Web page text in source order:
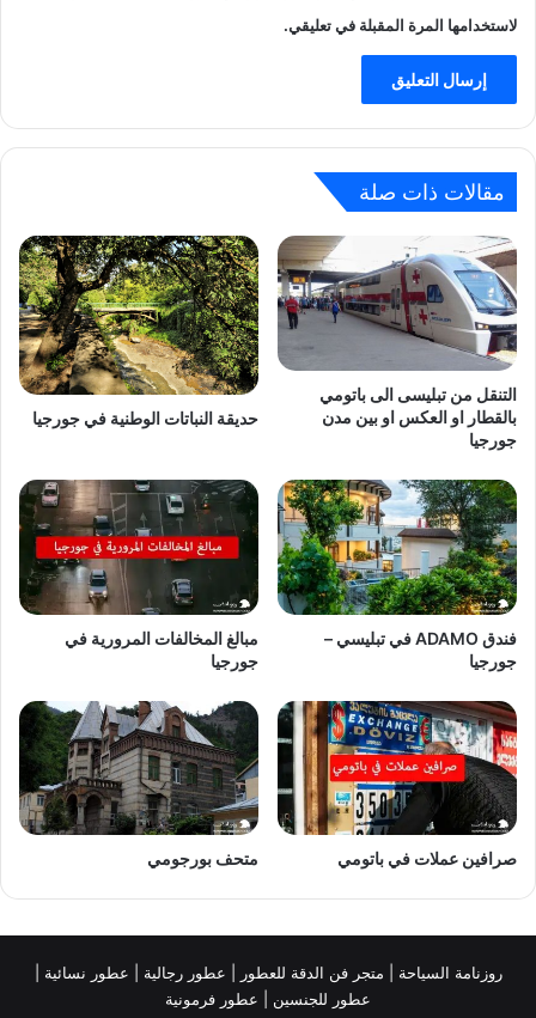
لاستخدامها المرة المقبلة في تعليقي.
مقالات ذات صلة
التنقل من تبليسى الى باتومي
بالقطار او العكس او بين مدن
جورجيا
حديقة النباتات الوطنية في جورجيا
فندق ADAMO في تبليسي –
جورجيا
مبالغ المخالفات المرورية في
جورجيا
صرافين عملات في باتومي متحف بورجومي
روزنامة السياحة متجر فن الدقة للعطور عطور رجالية عطور نسائية
عطور للجنسين
عطور فرمونية